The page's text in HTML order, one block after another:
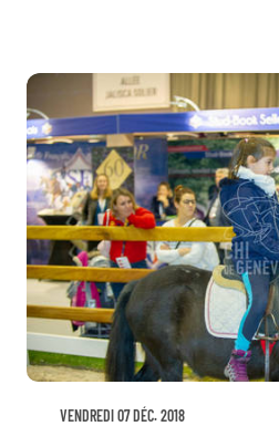
VENDREDI 07 DÉC. 2018